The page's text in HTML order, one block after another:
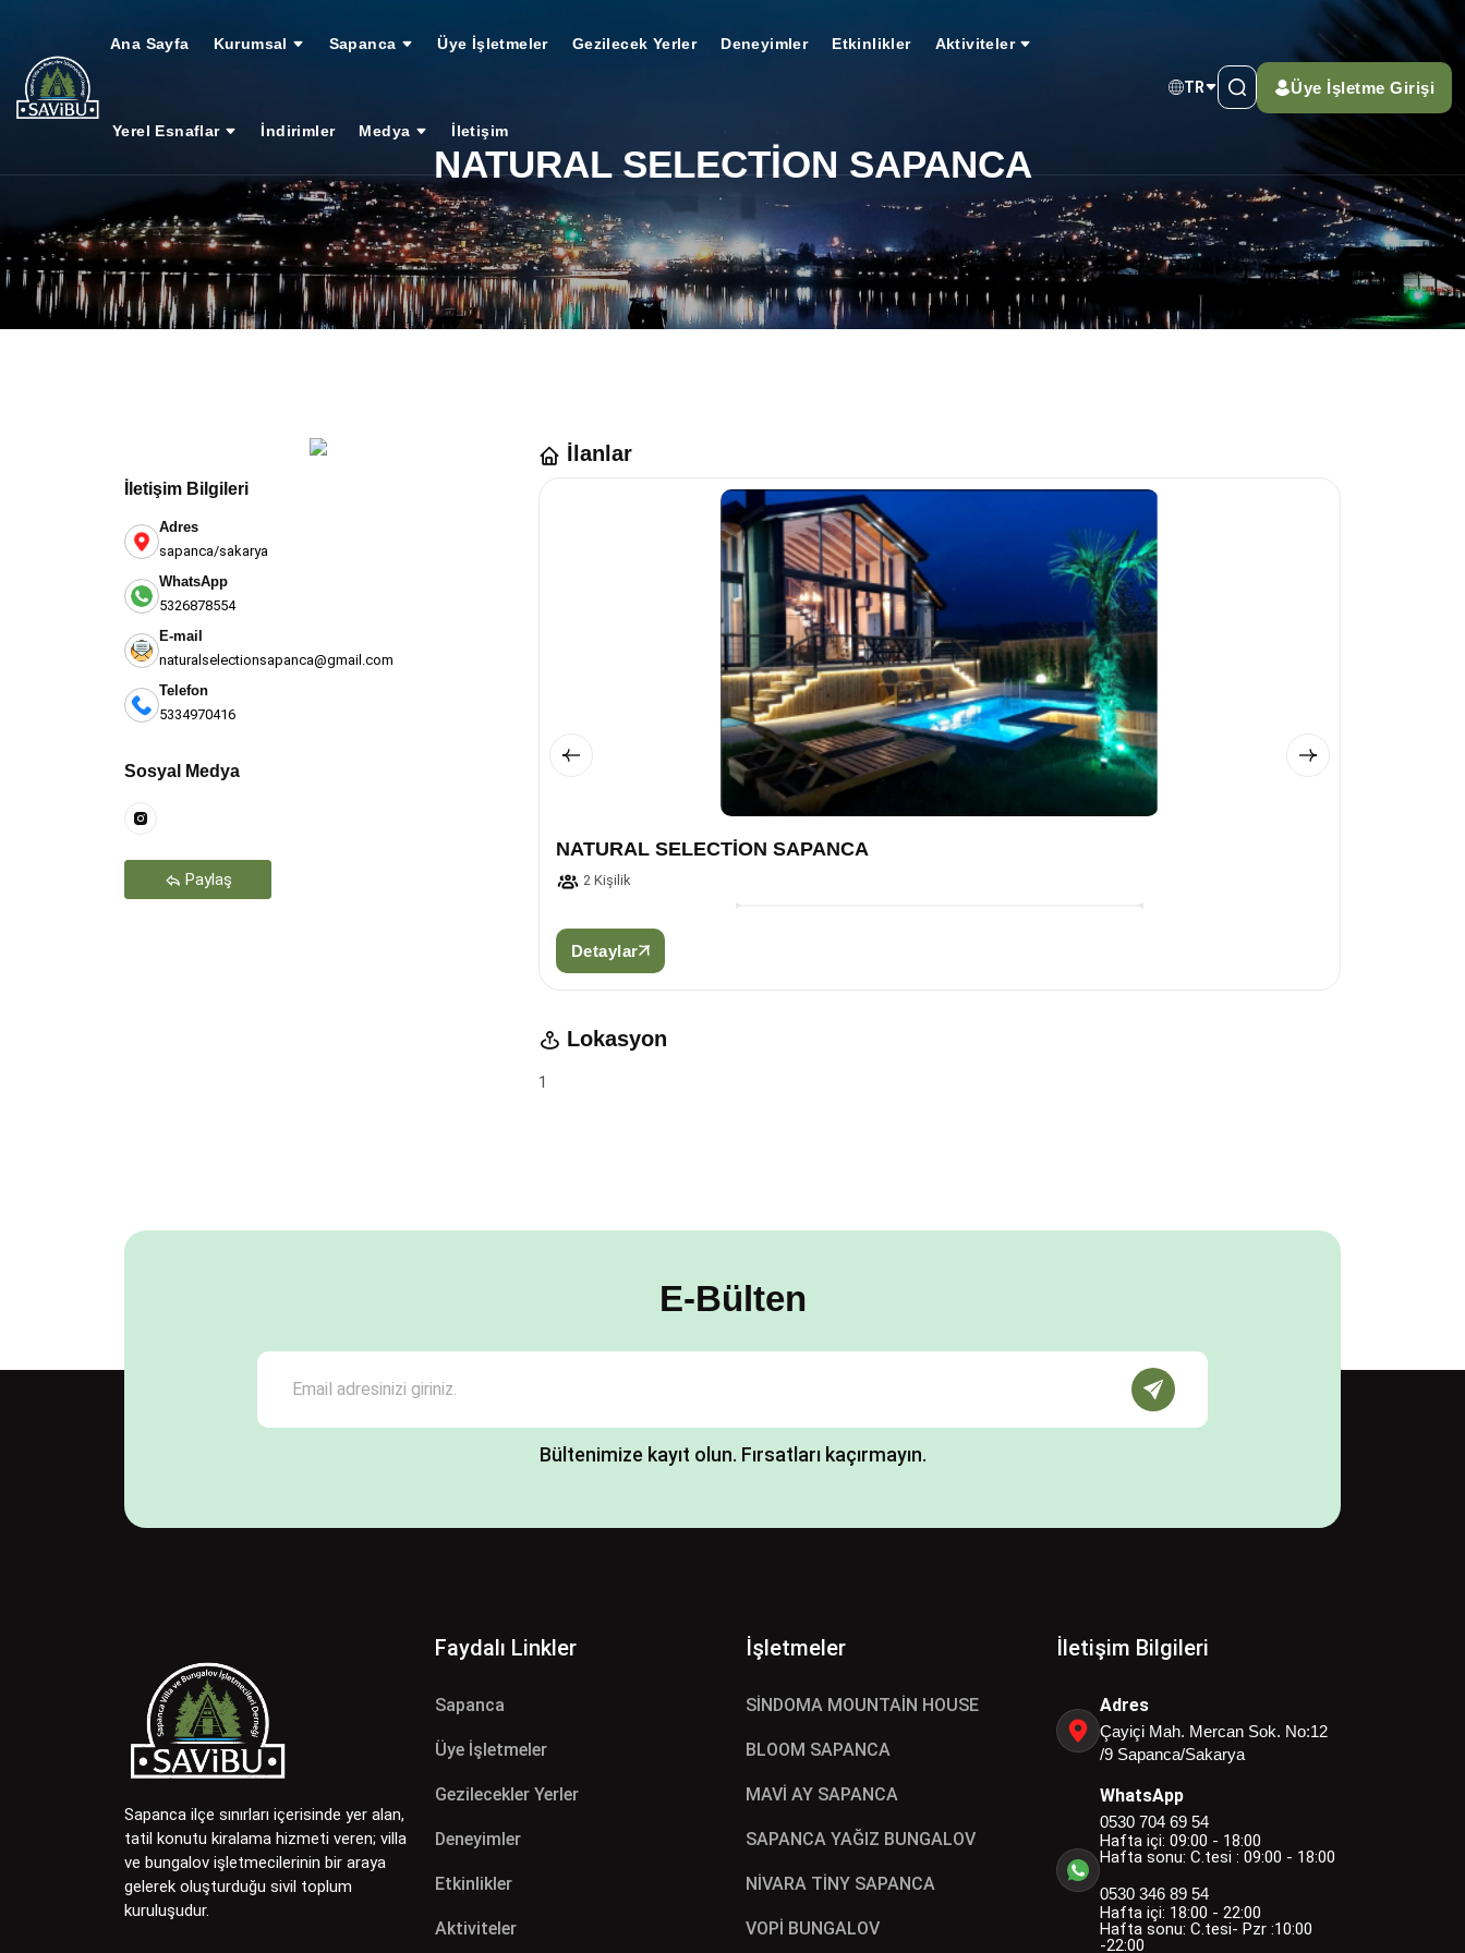
Ana Sayfa Kurumsal Sapanca Üye İşletmeler Gezilecek Yerler Deneyimler Etkinlikler Aktiviteler
Yerel Esnaflar İndirimler Medya İletişim
TR Üye İşletme Girişi
NATURAL SELECTİON SAPANCA
İletişim Bilgileri
Adres
sapanca/sakarya
WhatsApp
5326878554
E-mail
naturalselectionsapanca@gmail.com
Telefon
5334970416
Sosyal Medya
Paylaş
Teşekkür Ederiz
İlanlar
NATURAL SELECTİON SAPANCA
2 Kişilik
Detaylar
Lokasyon
1
E-Bülten
Bültenimize kayıt olun. Fırsatları kaçırmayın.
Sapanca ilçe sınırları içerisinde yer alan,
tatil konutu kiralama hizmeti veren; villa
ve bungalov işletmecilerinin bir araya
gelerek oluşturduğu sivil toplum
kuruluşudur.
Faydalı Linkler
Sapanca
Üye İşletmeler
Gezilecekler Yerler
Deneyimler
Etkinlikler
Aktiviteler
İşletmeler
SİNDOMA MOUNTAİN HOUSE
BLOOM SAPANCA
MAVİ AY SAPANCA
SAPANCA YAĞIZ BUNGALOV
NİVARA TİNY SAPANCA
VOPİ BUNGALOV
İletişim Bilgileri
Adres
Çayiçi Mah. Mercan Sok. No:12
/9 Sapanca/Sakarya
WhatsApp
0530 704 69 54
Hafta içi: 09:00 - 18:00
Hafta sonu: C.tesi : 09:00 - 18:00
0530 346 89 54
Hafta içi: 18:00 - 22:00
Hafta sonu: C.tesi- Pzr :10:00
-22:00